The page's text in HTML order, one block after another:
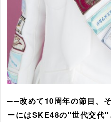
──改めて10周年の節目、
ーにはSKE48の"世代交代"